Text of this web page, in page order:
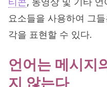
요소들을 사용하여 그
각을 표현할 수 있다.
언어는 메시지
지 않는다